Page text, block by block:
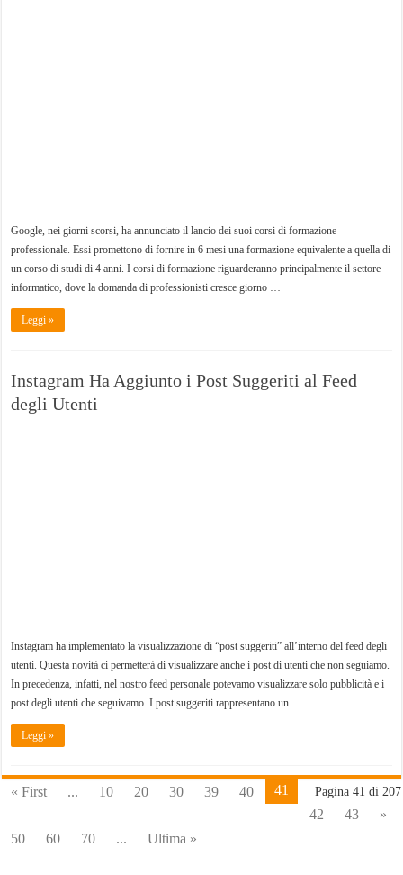
Google, nei giorni scorsi, ha annunciato il lancio dei suoi corsi di formazione
professionale. Essi promettono di fornire in 6 mesi una formazione equivalente a quella di
un corso di studi di 4 anni. I corsi di formazione riguarderanno principalmente il settore
informatico, dove la domanda di professionisti cresce giorno …
Leggi »
Instagram Ha Aggiunto i Post Suggeriti al Feed
degli Utenti
Instagram ha implementato la visualizzazione di “post suggeriti” all’interno del feed degli
utenti. Questa novità ci permetterà di visualizzare anche i post di utenti che non seguiamo.
In precedenza, infatti, nel nostro feed personale potevamo visualizzare solo pubblicità e i
post degli utenti che seguivamo. I post suggeriti rappresentano un …
Leggi »
Pagina 41 di 207
« First ... 10 20 30 39 40
41
42
43
»
50
60 70 ... Ultima »